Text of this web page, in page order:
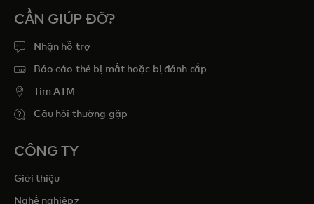
CẦN GIÚP ĐỠ?
Nhận hỗ trợ
Báo cáo thẻ bị mất hoặc bị đánh cắp
Tim ATM
Câu hỏi thường gặp
CÔNG TY
Giới thiệu
Nghề nghiệpopens in a new tab